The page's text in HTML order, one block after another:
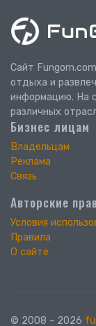
Сайт
отдыха и
информацию. На
различных
Бизнес лицам
Владельцам
Реклама
Связь
Авторские
Условия
Правила
О сайте
© 2008 - 2026